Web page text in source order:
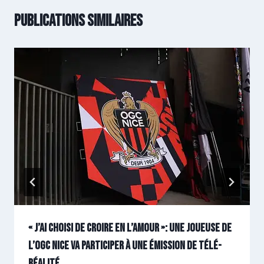
Publications similaires
« J’ai choisi de croire en l’amour »: une joueuse de
l’OGC Nice va participer à une émission de télé-